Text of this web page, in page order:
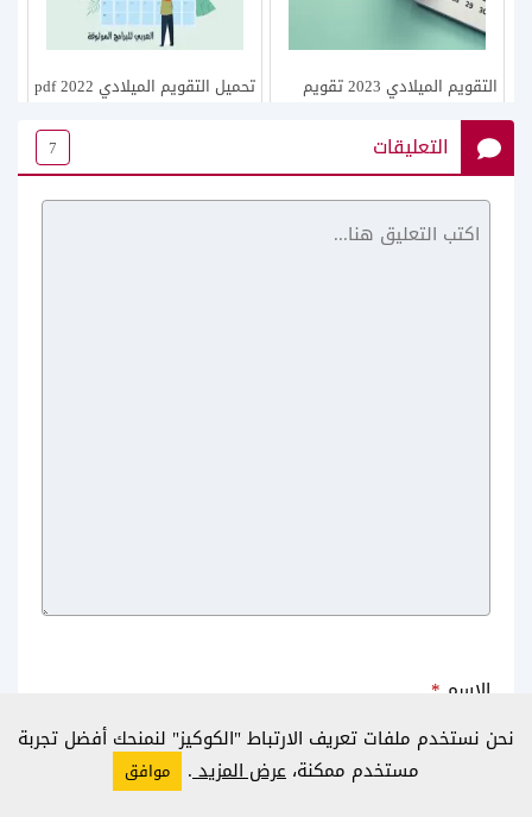
التقويم الميلادي 2023 تقويم
٢٠٢٣ ميلادي
تحميل التقويم الميلادي 2022 pdf
التعليقات 7
الاسم *
نحن نستخدم ملفات تعريف الارتباط "الكوكيز" لنمنحك أفضل تجربة
مستخدم ممكنة، عرض المزيد. موافق